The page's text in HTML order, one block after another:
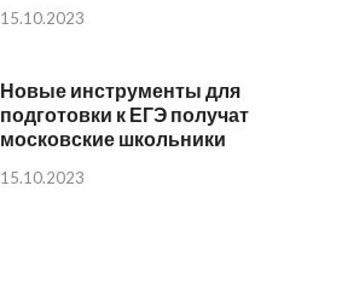
15.10.2023
Новые инструменты для
подготовки к ЕГЭ получат
московские школьники
15.10.2023